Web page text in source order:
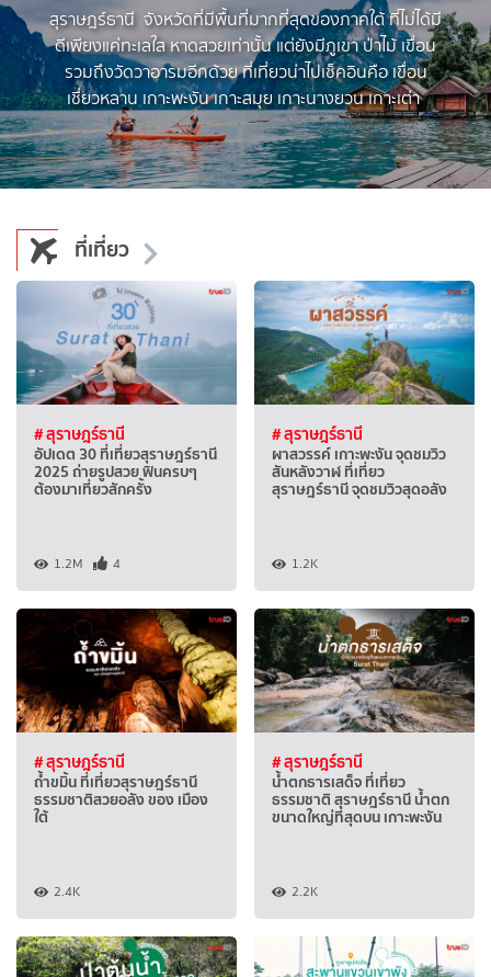
สุราษฎร์ธานี จังหวัดที่มีพื้นที่มากที่สุดของภาคใต้ ที่ไม่ได้มี
ดีเพียงแค่ทะเลใส หาดสวยเท่านั้น แต่ยังมีภูเขา ป่าไม้ เขื่อน
รวมถึงวัดวาอารมอีกด้วย ที่เที่ยวน่าไปเช็คอินคือ เขื่อน
เชี่ยวหลาน เกาะพะงัน เกาะสมุย เกาะนางยวน เกาะเต่า
ที่เที่ยว
# สุราษฎร์ธานี
อัปเดต 30 ที่เที่ยวสุราษฎร์ธานี
2025 ถ่ายรูปสวย ฟินครบๆ
ต้องมาเที่ยวสักครั้ง
1.2M 4
# สุราษฎร์ธานี
ผาสวรรค์ เกาะพะงัน จุดชมวิว
สันหลังวาฬ ที่เที่ยว
สุราษฎร์ธานี จุดชมวิวสุดอลัง
1.2K
# สุราษฎร์ธานี
ถ้ำขมิ้น ที่เที่ยวสุราษฎร์ธานี
ธรรมชาติสวยอลัง ของ เมือง
ใต้
2.4K
# สุราษฎร์ธานี
น้ำตกธารเสด็จ ที่เที่ยว
ธรรมชาติ สุราษฎร์ธานี น้ำตก
ขนาดใหญ่ที่สุดบน เกาะพะงัน
2.2K